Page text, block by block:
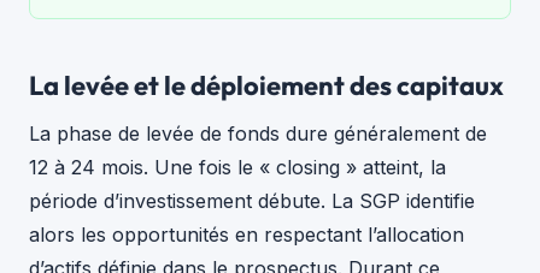
La levée et le déploiement des capitaux
La phase de levée de fonds dure généralement de
12 à 24 mois. Une fois le « closing » atteint, la
période d’investissement débute. La SGP identifie
alors les opportunités en respectant l’allocation
d’actifs définie dans le prospectus. Durant ce